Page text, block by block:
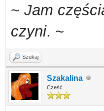
~ Jam
czyni. ~
Szukaj
Szakalina
Cześć.